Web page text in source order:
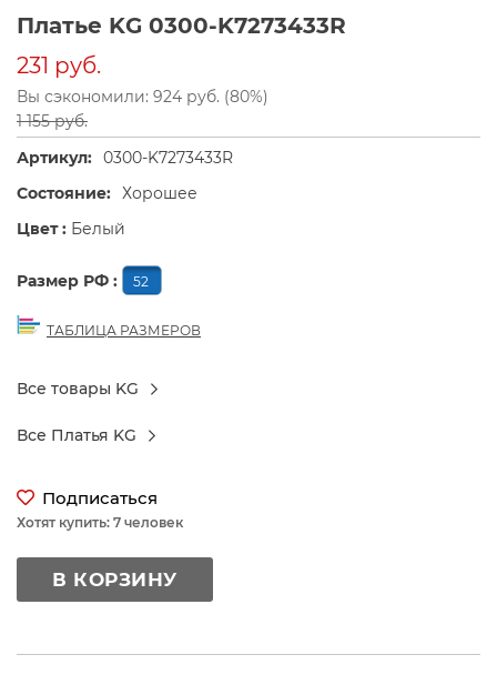
Платье KG 0300-K7273433R
231 руб.
Вы сэкономили: 924 руб. (80%)
1 155 руб.
Артикул: 0300-K7273433R
Состояние: Хорошее
Цвет : Белый
Размер РФ : 52
ТАБЛИЦА РАЗМЕРОВ
Все товары KG
Все Платья KG
Подписаться
Хотят купить: 7 человек
В КОРЗИНУ